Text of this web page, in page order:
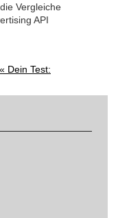
Vergleiche
API
Dein Test: